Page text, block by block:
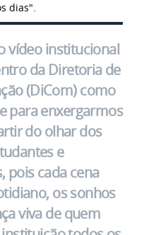
dias".
vídeo institucional
da Diretoria de
(DiCom) como
para enxergarmos
do olhar dos
e
pois cada cena
os sonhos
viva de quem